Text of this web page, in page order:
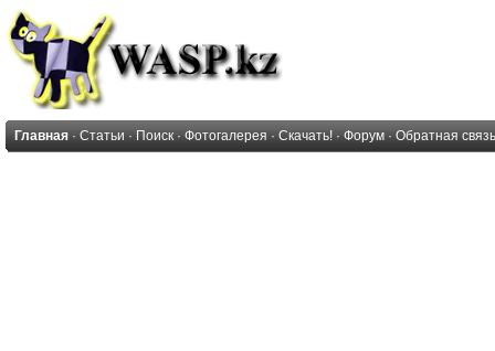
Главная · Статьи · Поиск · Фотогалерея · Скачать! · Форум · Обратная связь